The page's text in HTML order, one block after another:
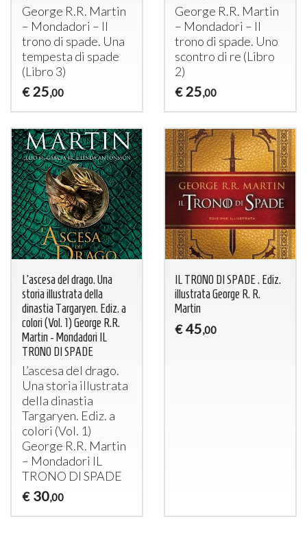
George R.R. Martin
– Mondadori – Il
trono di spade. Una
tempesta di spade
(Libro 3)
€ 25,00
George R.R. Martin
– Mondadori – Il
trono di spade. Uno
scontro di re (Libro
2)
€ 25,00
L'ascesa del drago. Una
storia illustrata della
dinastia Targaryen. Ediz. a
colori (Vol. 1) George R.R.
Martin - Mondadori IL
TRONO DI SPADE
L’ascesa del drago.
Una storia illustrata
della dinastia
Targaryen. Ediz. a
colori (Vol. 1)
George R.R. Martin
– Mondadori IL
TRONO DI SPADE
€ 30,00
IL TRONO DI SPADE . Ediz.
illustrata George R. R.
Martin
€ 45,00